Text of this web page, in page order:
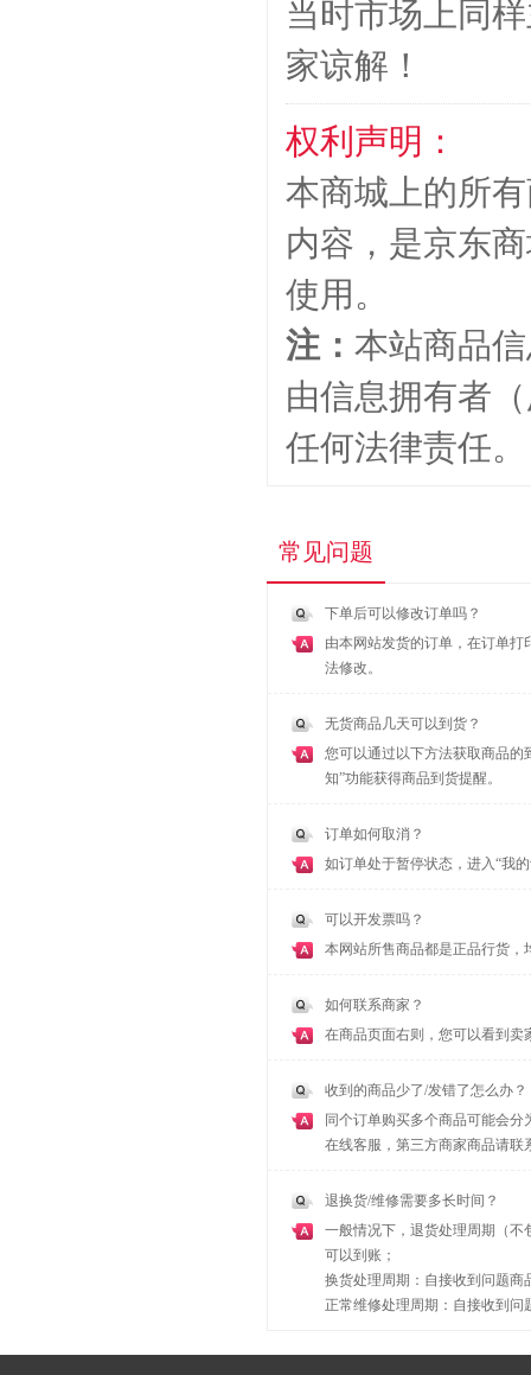
当时市场上同
家谅解！
权利声明：
本商城上的所
内容，是京东
使用。
注： 本站商品
由信息拥有者
任何法律责任。
常见问题
下单后可以修改订单吗？
由本网站发货的订单，在订单打
法修改。
无货商品几天可以到货？
您可以通过以下方法获取商品的
知”功能获得商品到货提醒。
订单如何取消？
如订单处于暂停状态，进入“我
可以开发票吗？
本网站所售商品都是正品行货，
如何联系商家？
在商品页面右则，您可以看到卖
收到的商品少了/发错了怎么办？
同个订单购买多个商品可能会
在线客服，第三方商家商品请联
退换货/维修需要多长时间？
一般情况下，退货处理周期（不
可以到账；
换货处理周期：自接收到问题商
正常维修处理周期：自接收到问